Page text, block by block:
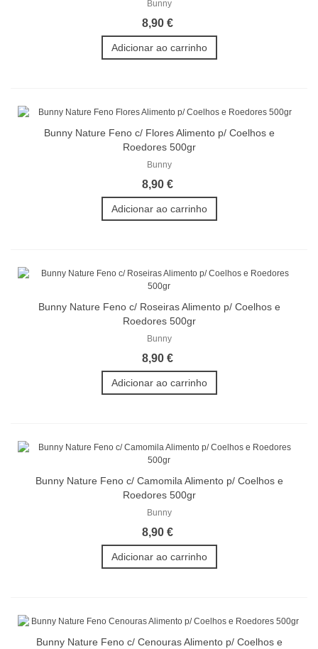
Bunny
8,90 €
Adicionar ao carrinho
Bunny Nature Feno c/ Flores Alimento p/ Coelhos e
Roedores 500gr
Bunny
8,90 €
Adicionar ao carrinho
Bunny Nature Feno c/ Roseiras Alimento p/ Coelhos e
Roedores 500gr
Bunny
8,90 €
Adicionar ao carrinho
Bunny Nature Feno c/ Camomila Alimento p/ Coelhos e
Roedores 500gr
Bunny
8,90 €
Adicionar ao carrinho
Bunny Nature Feno c/ Cenouras Alimento p/ Coelhos e